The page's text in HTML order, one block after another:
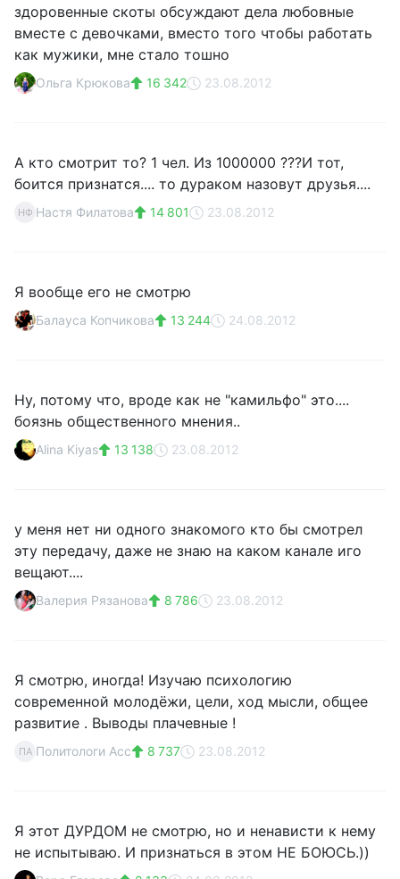
здоровенные скоты обсуждают дела любовные
вместе с девочками, вместо того чтобы работать
как мужики, мне стало тошно
Ольга Крюкова 16 342 23.08.2012
А кто смотрит то? 1 чел. Из 1000000 ???И тот,
боится признатся.... то дураком назовут друзья....
НФ Настя Филатова 14 801 23.08.2012
Я вообще его не смотрю
Балауса Копчикова 13 244 24.08.2012
Ну, потому что, вроде как не "камильфо" это....
боязнь общественного мнения..
Alina Kiyas 13 138 23.08.2012
у меня нет ни одного знакомого кто бы смотрел
эту передачу, даже не знаю на каком канале иго
вещают....
Валерия Рязанова 8 786 23.08.2012
Я смотрю, иногда! Изучаю психологию
современной молодёжи, цели, ход мысли, общее
развитие . Выводы плачевные !
ПА Политологи Асс 8 737 23.08.2012
Я этот ДУРДОМ не смотрю, но и ненависти к нему
не испытываю. И признаться в этом НЕ БОЮСЬ.))